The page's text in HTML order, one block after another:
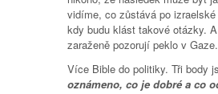
vidíme, co zůstává po
kdy budu klást takové otázky.
zaraženě pozorují peklo v
Více Bible do politiky. Tři body
oznámeno, co je dobré a co